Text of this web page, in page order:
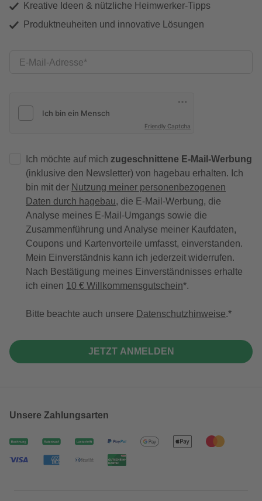
Kreative Ideen & nützliche Heimwerker-Tipps
Produktneuheiten und innovative Lösungen
E-Mail-Adresse
Friendly Captcha
Ich möchte auf mich zugeschnittene E-Mail-Werbung
(inklusive den Newsletter) von hagebau erhalten. Ich
bin mit der Nutzung meiner personenbezogenen
Daten durch hagebau, die E-Mail-Werbung, die
Analyse meines E-Mail-Umgangs sowie die
Zusammenführung und Analyse meiner Kaufdaten,
Coupons und Kartenvorteile umfasst, einverstanden.
Mein Einverständnis kann ich jederzeit widerrufen.
Nach Bestätigung meines Einverständnisses erhalte
ich einen 10 € Willkommensgutschein*.
Bitte beachte auch unsere Datenschutzhinweise.
JETZT ANMELDEN
Unsere Zahlungsarten